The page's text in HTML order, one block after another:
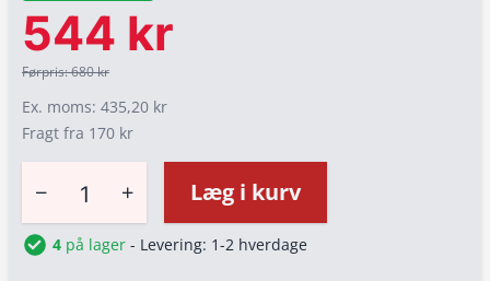
544 kr
Førpris: 680 kr
Ex. moms: 435,20 kr
Fragt fra 170 kr
− + Læg i kurv
4 på lager - Levering: 1-2 hverdage